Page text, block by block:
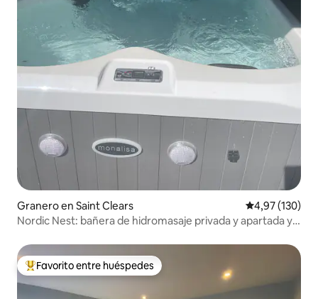
Granero en Saint Clears Calificación
4,97 (130)
Nordic Nest: bañera de hidromasaje privada y apartada y
Favorito entre los huéspedes más destacados
Favorito entre huéspedes